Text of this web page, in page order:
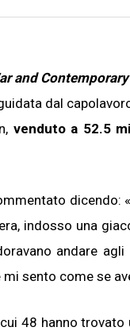
and
dal
venduto a 52.5
indosso una
andare
sento come se
48 hanno trovato